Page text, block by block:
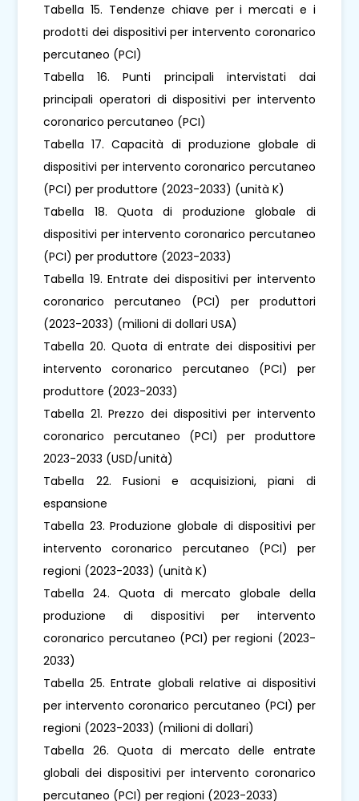
Tabella 15. Tendenze chiave per i mercati e i
prodotti dei dispositivi per intervento coronarico
percutaneo (PCI)
Tabella 16. Punti principali intervistati dai
principali operatori di dispositivi per intervento
coronarico percutaneo (PCI)
Tabella 17. Capacità di produzione globale di
dispositivi per intervento coronarico percutaneo
(PCI) per produttore (2023-2033) (unità K)
Tabella 18. Quota di produzione globale di
dispositivi per intervento coronarico percutaneo
(PCI) per produttore (2023-2033)
Tabella 19. Entrate dei dispositivi per intervento
coronarico percutaneo (PCI) per produttori
(2023-2033) (milioni di dollari USA)
Tabella 20. Quota di entrate dei dispositivi per
intervento coronarico percutaneo (PCI) per
produttore (2023-2033)
Tabella 21. Prezzo dei dispositivi per intervento
coronarico percutaneo (PCI) per produttore
2023-2033 (USD/unità)
Tabella 22. Fusioni e acquisizioni, piani di
espansione
Tabella 23. Produzione globale di dispositivi per
intervento coronarico percutaneo (PCI) per
regioni (2023-2033) (unità K)
Tabella 24. Quota di mercato globale della
produzione di dispositivi per intervento
coronarico percutaneo (PCI) per regioni (2023-
2033)
Tabella 25. Entrate globali relative ai dispositivi
per intervento coronarico percutaneo (PCI) per
regioni (2023-2033) (milioni di dollari)
Tabella 26. Quota di mercato delle entrate
globali dei dispositivi per intervento coronarico
percutaneo (PCI) per regioni (2023-2033)